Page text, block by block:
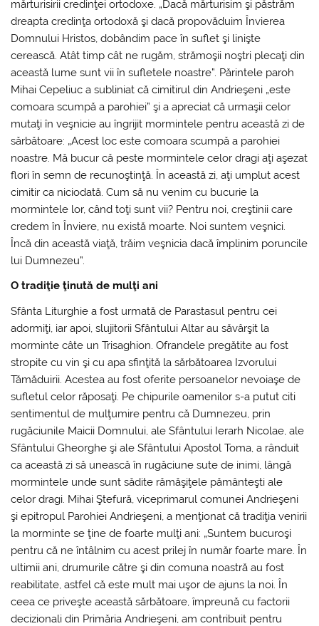
mărturisirii credinţei ortodoxe. „Dacă mărturisim şi păstrăm
dreapta credinţa ortodoxă şi dacă propovăduim Învierea
Domnului Hristos, dobândim pace în suflet şi linişte
cerească. Atât timp cât ne rugăm, strămoşii noştri plecaţi din
această lume sunt vii în sufletele noastre”. Părintele paroh
Mihai Cepeliuc a subliniat că cimitirul din Andrieşeni „este
comoara scumpă a parohiei” şi a apreciat că urmaşii celor
mutaţi în veşnicie au îngrijit mormintele pentru această zi de
sărbătoare: „Acest loc este comoara scumpă a parohiei
noastre. Mă bucur că peste mormintele celor dragi aţi aşezat
flori în semn de recunoştinţă. În această zi, aţi umplut acest
cimitir ca niciodată. Cum să nu venim cu bucurie la
mormintele lor, când toţi sunt vii? Pentru noi, creştinii care
credem în Înviere, nu există moarte. Noi suntem veşnici.
Încă din această viaţă, trăim veşnicia dacă împlinim poruncile
lui Dumnezeu”.
O tradiţie ţinută de mulţi ani
Sfânta Liturghie a fost urmată de Parastasul pentru cei
adormiţi, iar apoi, slujitorii Sfântului Altar au săvârşit la
morminte câte un Trisaghion. Ofrandele pregătite au fost
stropite cu vin şi cu apa sfinţită la sărbătoarea Izvorului
Tămăduirii. Acestea au fost oferite persoanelor nevoiaşe de
sufletul celor răposaţi. Pe chipurile oamenilor s-a putut citi
sentimentul de mulţumire pentru că Dumnezeu, prin
rugăciunile Maicii Domnului, ale Sfântului Ierarh Nicolae, ale
Sfântului Gheorghe şi ale Sfântului Apostol Toma, a rânduit
ca această zi să unească în rugăciune sute de inimi, lângă
mormintele unde sunt sădite rămăşiţele pământeşti ale
celor dragi. Mihai Ştefură, viceprimarul comunei Andrieşeni
şi epitropul Parohiei Andrieşeni, a menţionat că tradiţia venirii
la morminte se ţine de foarte mulţi ani: „Suntem bucuroşi
pentru că ne întâlnim cu acest prilej în număr foarte mare. În
ultimii ani, drumurile către şi din comuna noastră au fost
reabilitate, astfel că este mult mai uşor de ajuns la noi. În
ceea ce priveşte această sărbătoare, împreună cu factorii
decizionali din Primăria Andrieşeni, am contribuit pentru